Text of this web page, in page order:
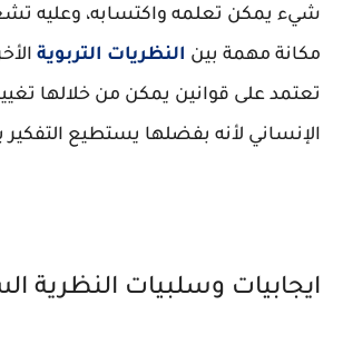
شيء يمكن تعلمه واكتسابه، وعليه
مكانة مهمة بين النظريات التربوية
تعتمد على قوانين يمكن من خلالها
الإنساني لأنه بفضلها يستطيع
ايجابيات وسلبيات النظرية